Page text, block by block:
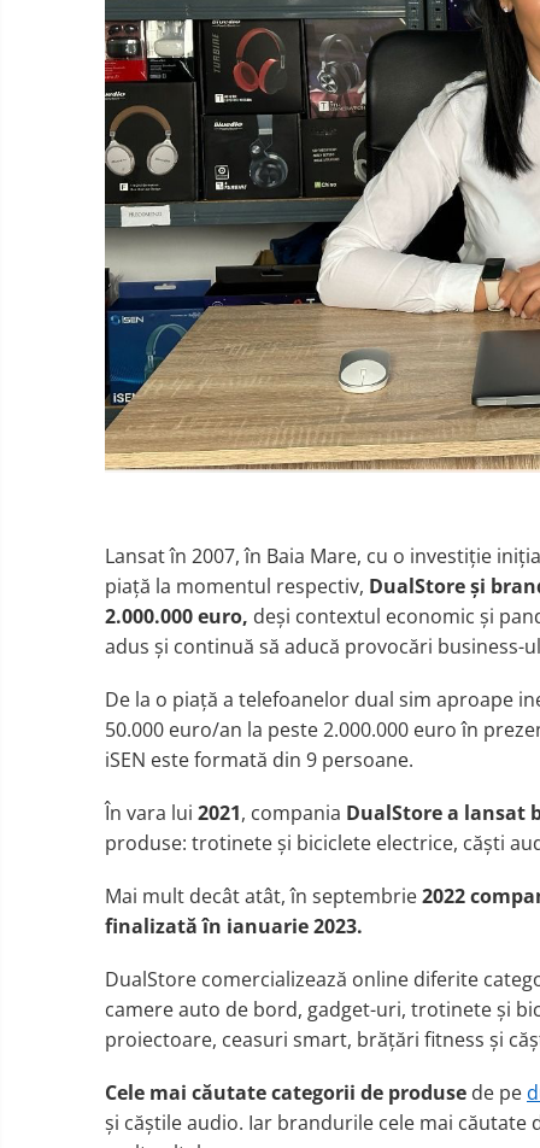
Lansat în 2007, în Baia Mare, cu o investiție
piață la momentul respectiv, DualStoreși
2.000.000 euro, deși contextul economic și
adus și continuă să aducă provocări business-
De la o piață a telefoanelor dual sim aproape
50.000 euro/an la peste2.000.000 euroîn
iSEN este formată din 9 persoane.
În vara lui 2021, compania DualStore a lansat
produse: trotineteși biciclete electrice, căști
Mai mult decât atât, în septembrie2022
finalizată în ianuarie 2023.
DualStore comercializează online diferite c
camere auto de bord, gadget-uri, trotineteși
proiectoare, ceasuri smart, brățări fitness și căș
Cele mai căutate categorii de produse de pe
și căștile audio. Iar brandurile cele mai căutate